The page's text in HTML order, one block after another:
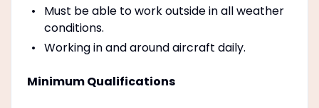
Must be able to work outside in all weather
conditions.
Working in and around aircraft daily.
Minimum Qualifications